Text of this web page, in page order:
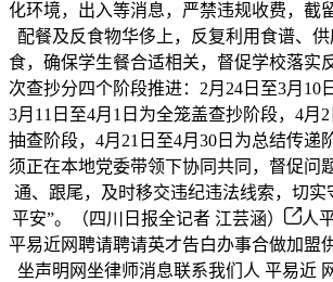
化环境，出入等消息，严禁违规收费，截
配餐及反食物华侈上，反复利用食谱、
食，确保学生餐合适相关，督促学校落实
次查抄分四个阶段推进：2月24日至3月10
3月11日至4月1日为全笼盖查抄阶段，4月
抽查阶段，4月21日至4月30日为总结传递
须正在本地党委带领下协同共同，督促问
通、跟尾，及时移交违纪违法线索，切实
平安”。（四川日报全记者 江芸涵）
人
平易近网聘请聘请英才告白办事合做加盟
坐声明网坐律师消息联系我们人 平易近